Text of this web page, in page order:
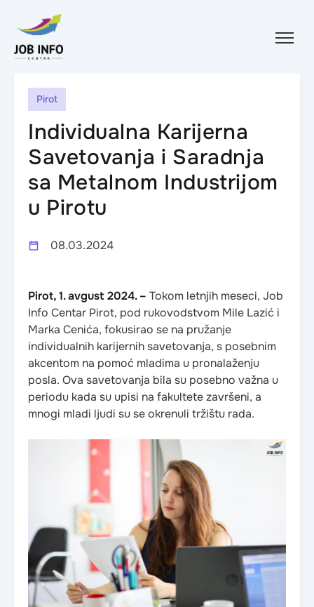
Skip to content
Pirot
Individualna Karijerna
Savetovanja i Saradnja
sa Metalnom Industrijom
u Pirotu
08.03.2024
Pirot, 1. avgust 2024. – Tokom letnjih meseci, Job
Info Centar Pirot, pod rukovodstvom Mile Lazić i
Marka Cenića, fokusirao se na pružanje
individualnih karijernih savetovanja, s posebnim
akcentom na pomoć mladima u pronalaženju
posla. Ova savetovanja bila su posebno važna u
periodu kada su upisi na fakultete završeni, a
mnogi mladi ljudi su se okrenuli tržištu rada.